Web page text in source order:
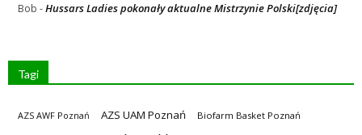
Bob -Hussars Ladies pokonały aktualne Mistrzynie Polski[zdjęcia]
Tagi
AZS AWF Poznań AZS UAM Poznań Biofarm Basket Poznań